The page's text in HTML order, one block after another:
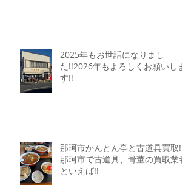
2025年もお世話になりまし
た!!2026年もよろしくお願いしま
す!!
那珂市かんとん亭と古道具買取!!
那珂市で古道具、骨董の買取業者
といえば!!